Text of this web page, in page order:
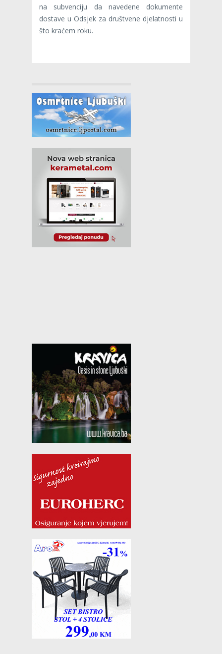
na subvenciju da navedene dokumente
dostave u Odsjek za društvene djelatnosti u
što kraćem roku.